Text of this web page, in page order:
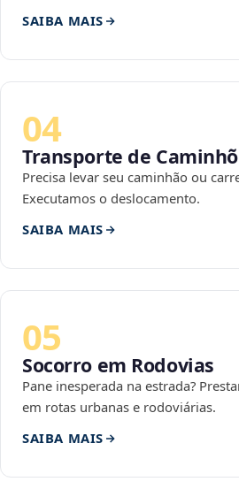
SAIBA MAIS
04
Transporte de
Precisa levar seu caminhão ou
Executamos o deslocamento.
SAIBA MAIS
05
Socorro em Rodovias
Pane inesperada na estrada?
em rotas urbanas e rodoviárias.
SAIBA MAIS